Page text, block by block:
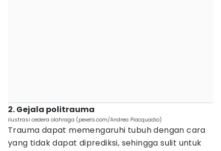
2. Gejala politrauma
ilustrasi cedera olahraga (pexels.com/Andrea Piacquadio)
Trauma dapat memengaruhi tubuh dengan cara
yang tidak dapat diprediksi, sehingga sulit untuk